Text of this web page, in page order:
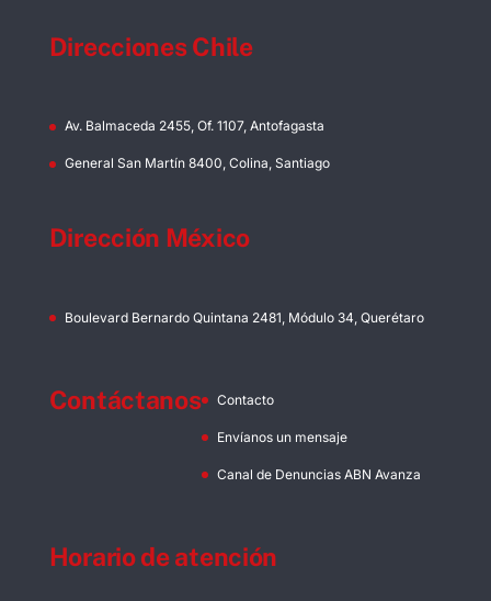
Direcciones Chile
Av. Balmaceda 2455, Of. 1107, Antofagasta
General San Martín 8400, Colina, Santiago
Dirección México
Boulevard Bernardo Quintana 2481, Módulo 34, Querétaro
Contáctanos Contacto
Envíanos un mensaje
Canal de Denuncias ABN Avanza
Horario de atención